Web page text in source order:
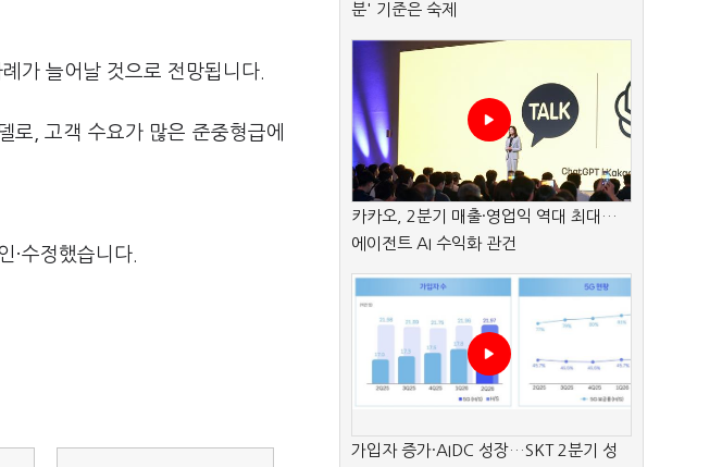
가 늘어날 것으로 전망됩니다.
, 고객 수요가 많은 준중형급에
·수정했습니다.
분' 기준은 숙제
카카오, 2분기 매출·영업익 역대 최대…
에이전트 AI 수익화 관건
가입자 증가·AIDC 성장…SKT 2분기 성